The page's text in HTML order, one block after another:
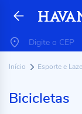
Início Esporte e
Bicicletas